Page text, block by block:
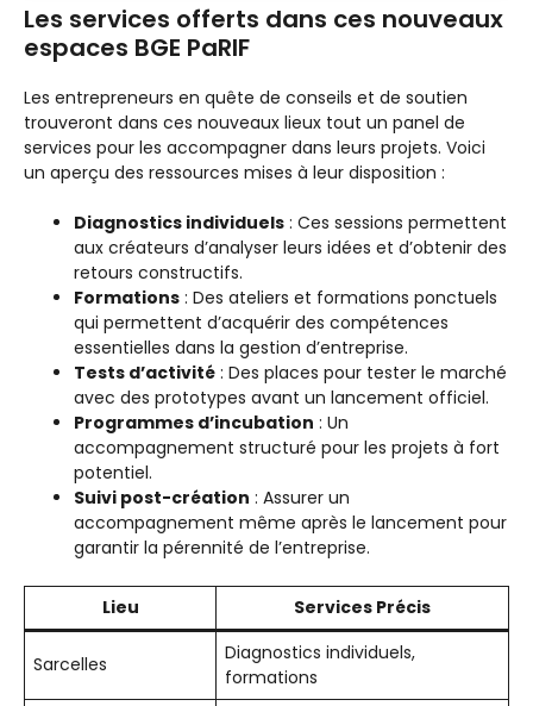
Les services offerts dans ces nouveaux
espaces BGE PaRIF
Les entrepreneurs en quête de conseils et de soutien
trouveront dans ces nouveaux lieux tout un panel de
services pour les accompagner dans leurs projets. Voici
un aperçu des ressources mises à leur disposition :
Diagnostics individuels : Ces sessions permettent
aux créateurs d’analyser leurs idées et d’obtenir des
retours constructifs.
Formations : Des ateliers et formations ponctuels
qui permettent d’acquérir des compétences
essentielles dans la gestion d’entreprise.
Tests d’activité : Des places pour tester le marché
avec des prototypes avant un lancement officiel.
Programmes d’incubation : Un
accompagnement structuré pour les projets à fort
potentiel.
Suivi post-création : Assurer un
accompagnement même après le lancement pour
garantir la pérennité de l’entreprise.
Lieu Services Précis
Sarcelles
Diagnostics individuels,
formations